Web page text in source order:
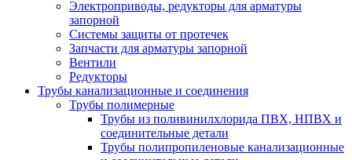
Электроприводы, редукторы для арматуры
запорной
Системы защиты от протечек
Запчасти для арматуры запорной
Вентили
Редукторы
Трубы канализационные и соединения
Трубы полимерные
Трубы из поливинилхлорида ПВХ, НПВХ и
соединительные детали
Трубы полипропиленовые канализационные